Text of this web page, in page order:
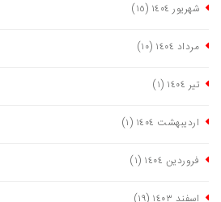
شهریور ١٤٠٤ (١٥)
مرداد ١٤٠٤ (١٠)
تیر ١٤٠٤ (١)
اردیبهشت ١٤٠٤ (١)
فروردین ١٤٠٤ (١)
اسفند ١٤٠٣ (١٩)